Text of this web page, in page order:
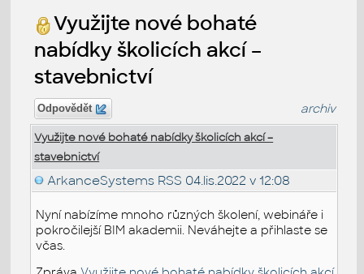
Využijte nové bohaté
nabídky školicích akcí –
stavebnictví
Odpovědět archiv
Využijte nové bohaté nabídky školicích akcí –
stavebnictví
ArkanceSystems RSS 04.lis.2022 v 12:08
Nyní nabízíme mnoho různých školení, webináře i
pokročilejší BIM akademii. Neváhejte a přihlaste se
včas.